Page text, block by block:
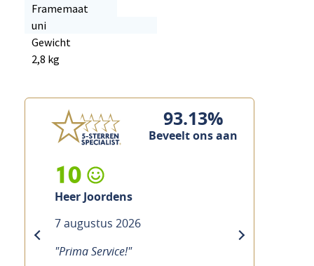
Framemaat
uni
Gewicht
2,8 kg
93.13%
Beveelt ons aan
10
Heer Custers
7 augustus 2026
"Prima service, vakkundig en snel"
next